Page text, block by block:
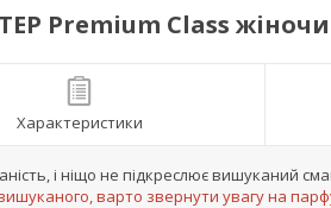
Premium Class
Характеристики
і ніщо не підкреслює вишуканий
варто звернути увагу на